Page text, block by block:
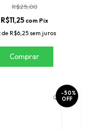
R$25,00
R$11,25com Pix
de R$6,25 sem juros
-50%
OFF